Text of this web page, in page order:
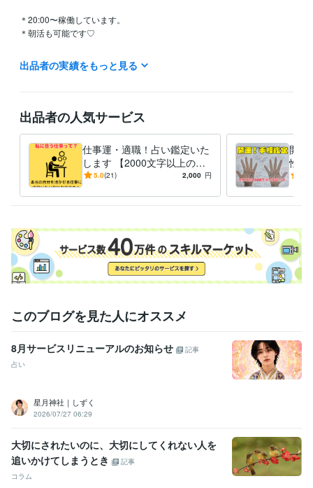
＊20:00〜稼働しています。
＊朝活も可能です♡
まずはお気軽にご相談、メッセージください。
経験職種
営業 / 個人営業 経験年数 : 10年
人事 / 新卒採用 経験年数 : 12年
人事 / 中途採用 経験年数 : 12年
人事 / 制度企画・組織開発 経験年数 : 4年
人事 / 人材開発・人材育成・研修
自動車業界 2008年3月 ~ 現在
受賞歴
女子大にて「女性のキャリア」講演実績あり 大学講演：T大学 経営学
部にて「キャリア教育」毎年登壇
キャリア・デベロップメント・アドバイザー（CDA）
年
キャリアコンサルタント 取得年 : 2015年
産業カウンセラー
得意分野
悩み相談・カウンセリング
解決 頑張るミドル&シニアの就業支援 健康寿命で生涯現役コンサル
ティング SNS講座&オンラインビジネスの支援 潜在の意識の書き換
えコーチング
キャリア
潜在意識
コーチング
出品者の実績をもっと見る
出品者の人気サービス
仕事運・適職！占い鑑定いた
します 【2000文字以上の鑑
定書】性格特性から仕事・適
5.0(21) 2,000 円
開運
性』
00
このブログを見た人にオススメ
8月サービスリニューアルのお知らせ
記事
占い
星月神社｜しずく
2026/07/27 06:29
大切にされたいのに、大切にしてくれない人を
追いかけてしまうとき
記事
コラム